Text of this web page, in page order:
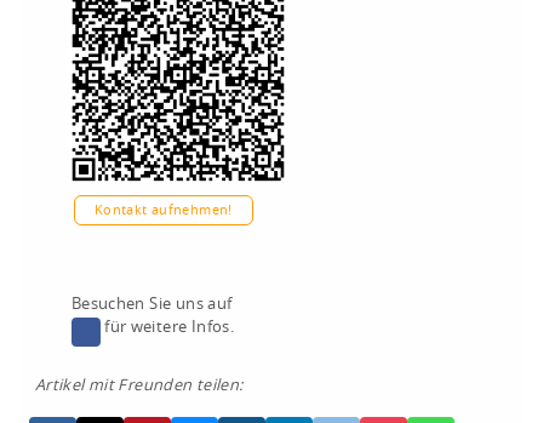
Kontakt aufnehmen!
Besuchen Sie uns auf
für weitere Infos.
Artikel mit Freunden teilen: